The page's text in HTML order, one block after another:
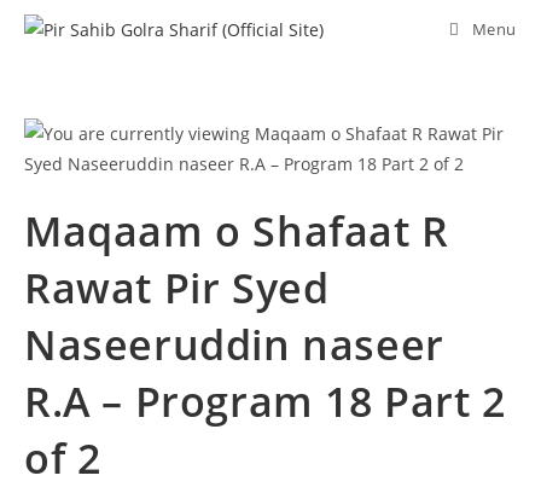
Skip
Menu
Maqaam o Shafaat R
Rawat Pir Syed
Naseeruddin naseer
R.A – Program 18 Part 2
of 2